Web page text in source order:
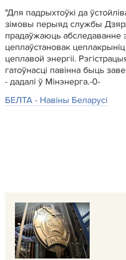
"Для падрыхтоўкі да
зімовы перыяд службы
прадаўжаюць абследаванне
цеплаўстановак
цеплавой энергіі.
гатоўнасці павінна быць
- дадалі ў Мінэнерга.-0-
БЕЛТА - Навiны Беларусi